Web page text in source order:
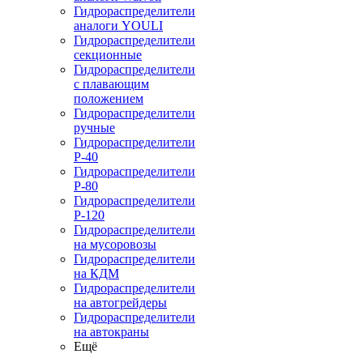
Гидрораспределители
аналоги YOULI
Гидрораспределители
секционные
Гидрораспределители
с плавающим
положением
Гидрораспределители
ручные
Гидрораспределители
Р-40
Гидрораспределители
Р-80
Гидрораспределители
Р-120
Гидрораспределители
на мусоровозы
Гидрораспределители
на КДМ
Гидрораспределители
на автогрейдеры
Гидрораспределители
на автокраны
Ещё